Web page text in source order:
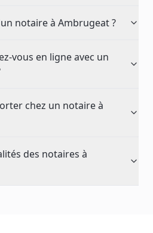
notaire à Ambrugeat ?
vous en ligne avec un
chez un notaire à
des notaires à